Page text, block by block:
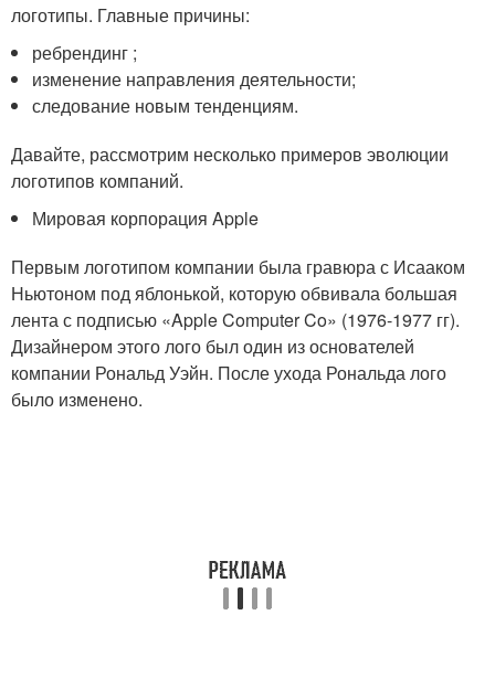
логотипы. Главные причины:
ребрендинг ;
изменение направления деятельности;
следование новым тенденциям.
Давайте, рассмотрим несколько примеров эволюции
логотипов компаний.
Мировая корпорация Apple
Первым логотипом компании была гравюра с Исааком
Ньютоном под яблонькой, которую обвивала большая
лента с подписью «Apple Computer Co» (1976-1977 гг).
Дизайнером этого лого был один из основателей
компании Рональд Уэйн. После ухода Рональда лого
было изменено.